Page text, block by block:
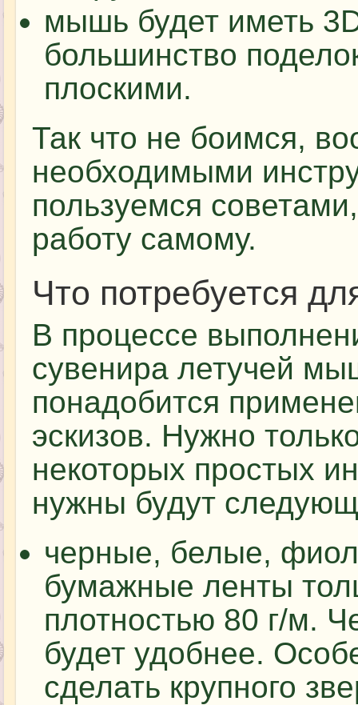
мышь будет иметь
большинство
плоскими.
Так что не боимся,
необходимыми
пользуемся
работу самому.
Что потребуется
В процессе
сувенира летучей
понадобится
эскизов. Нужно
некоторых простых
нужны будут
черные, белые,
бумажные ленты
плотностью 80 г/м.
будет удобнее.
сделать крупного